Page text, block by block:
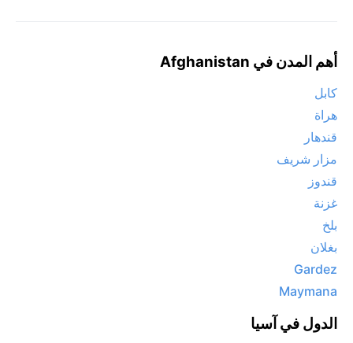
أهم المدن في Afghanistan
كابل
هراة
قندهار
مزار شريف
قندوز
غزنة
بلخ
بغلان
Gardez
Maymana
الدول في آسيا